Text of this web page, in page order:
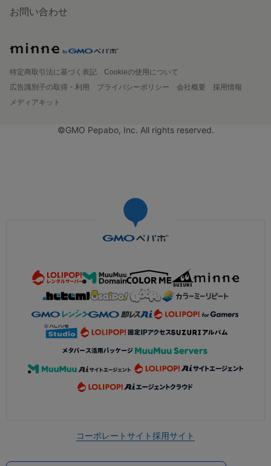
お問い合わせ
特定商取引法に基づく表記
Cookieの使用について
広告識別子の取得・利用
プライバシーポリシー 会社概要
採用情報
メディアキット
©GMO Pepabo, Inc. All rights reserved.
コーポレートサイト採用サイト